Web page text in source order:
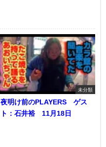
未分類
夜明け前のPLAYERS ゲス
ト：石井裕 11月18日